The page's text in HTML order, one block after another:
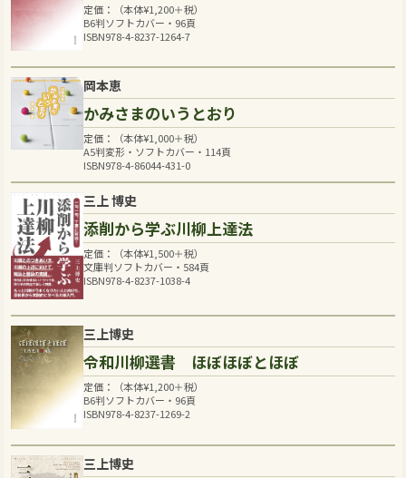
定価：（本体¥1,200＋税）
B6判ソフトカバー・96頁
ISBN978-4-8237-1264-7
岡本恵
かみさまのいうとおり
定価：（本体¥1,000＋税）
A5判変形・ソフトカバー・114頁
ISBN978-4-86044-431-0
三上 博史
添削から学ぶ川柳上達法
定価：（本体¥1,500＋税）
文庫判ソフトカバー・584頁
ISBN978-4-8237-1038-4
三上博史
令和川柳選書 ほぼほぼとほぼ
定価：（本体¥1,200＋税）
B6判ソフトカバー・96頁
ISBN978-4-8237-1269-2
三上博史